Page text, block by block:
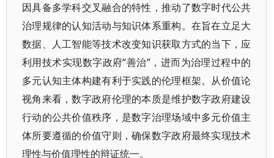
因具备多学科交叉融合的特性，推动了数字时代公共
治理规律的认知活动与知识体系重构。在旨在立足大
数据、人工智能等技术改变知识获取方式的当下，应
利用技术实现数字政府“善治”，进而为治理过程中的
多元认知主体构建有利于实践的伦理框架。从价值论
视角来看，数字政府伦理的本质是维护数字政府建设
行动的公共价值秩序，是数字治理场域中多元价值主
体所要遵循的价值守则，确保数字政府最终实现技术
理性与价值理性的辩证统一。